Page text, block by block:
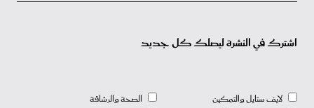
اشترك في النشرة ليصلك كل جديد
لايف ستايل والتمكين
الصحة والرشاقة